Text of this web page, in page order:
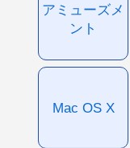
アミューズメ
ント
Mac OS X